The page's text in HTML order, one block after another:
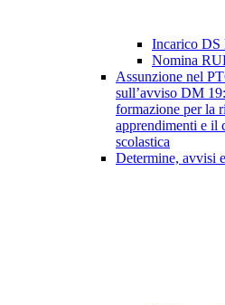
Incarico DS
Nomina
Assunzione nel
sull’avviso DM
formazione per la
apprendimenti e il
scolastica
Determine, avvisi